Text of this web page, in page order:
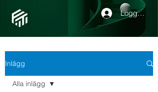
Logga in
Inlägg
Alla inlägg